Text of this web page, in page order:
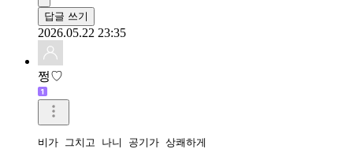
답글 쓰기
2026.05.22 23:35
쩡♡
비가 그치고 나니 공기가 상쾌하게